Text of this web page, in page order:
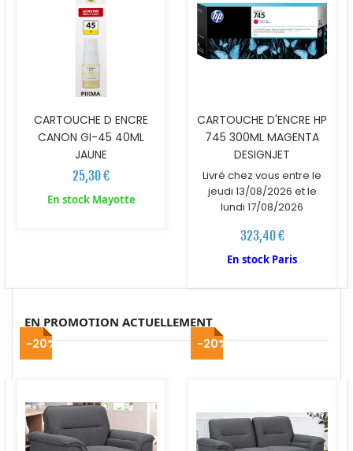
CARTOUCHE D ENCRE
CANON GI-45 40ML
JAUNE
25,30 €
En stock Mayotte
CARTOUCHE D'ENCRE HP
745 300ML MAGENTA
DESIGNJET
Livré chez vous entre le
jeudi 13/08/2026 et le
lundi 17/08/2026
323,40 €
En stock Paris
EN PROMOTION ACTUELLEMENT
-20%
-20%